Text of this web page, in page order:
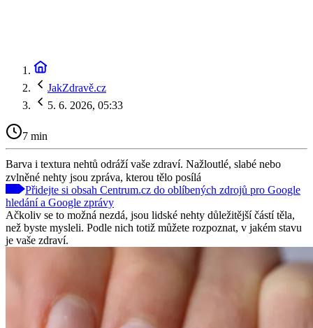
JakZdravě.cz
5. 6. 2026, 05:33
7 min
Barva i textura nehtů odráží vaše zdraví. Nažloutlé, slabé nebo
zvlněné nehty jsou zpráva, kterou tělo posílá
Přidejte si obsah Centrum.cz do oblíbených zdrojů pro Google
hledání a Google zprávy
Ačkoliv se to možná nezdá, jsou lidské nehty důležitější částí těla,
než byste mysleli. Podle nich totiž můžete rozpoznat, v jakém stavu
je vaše zdraví.